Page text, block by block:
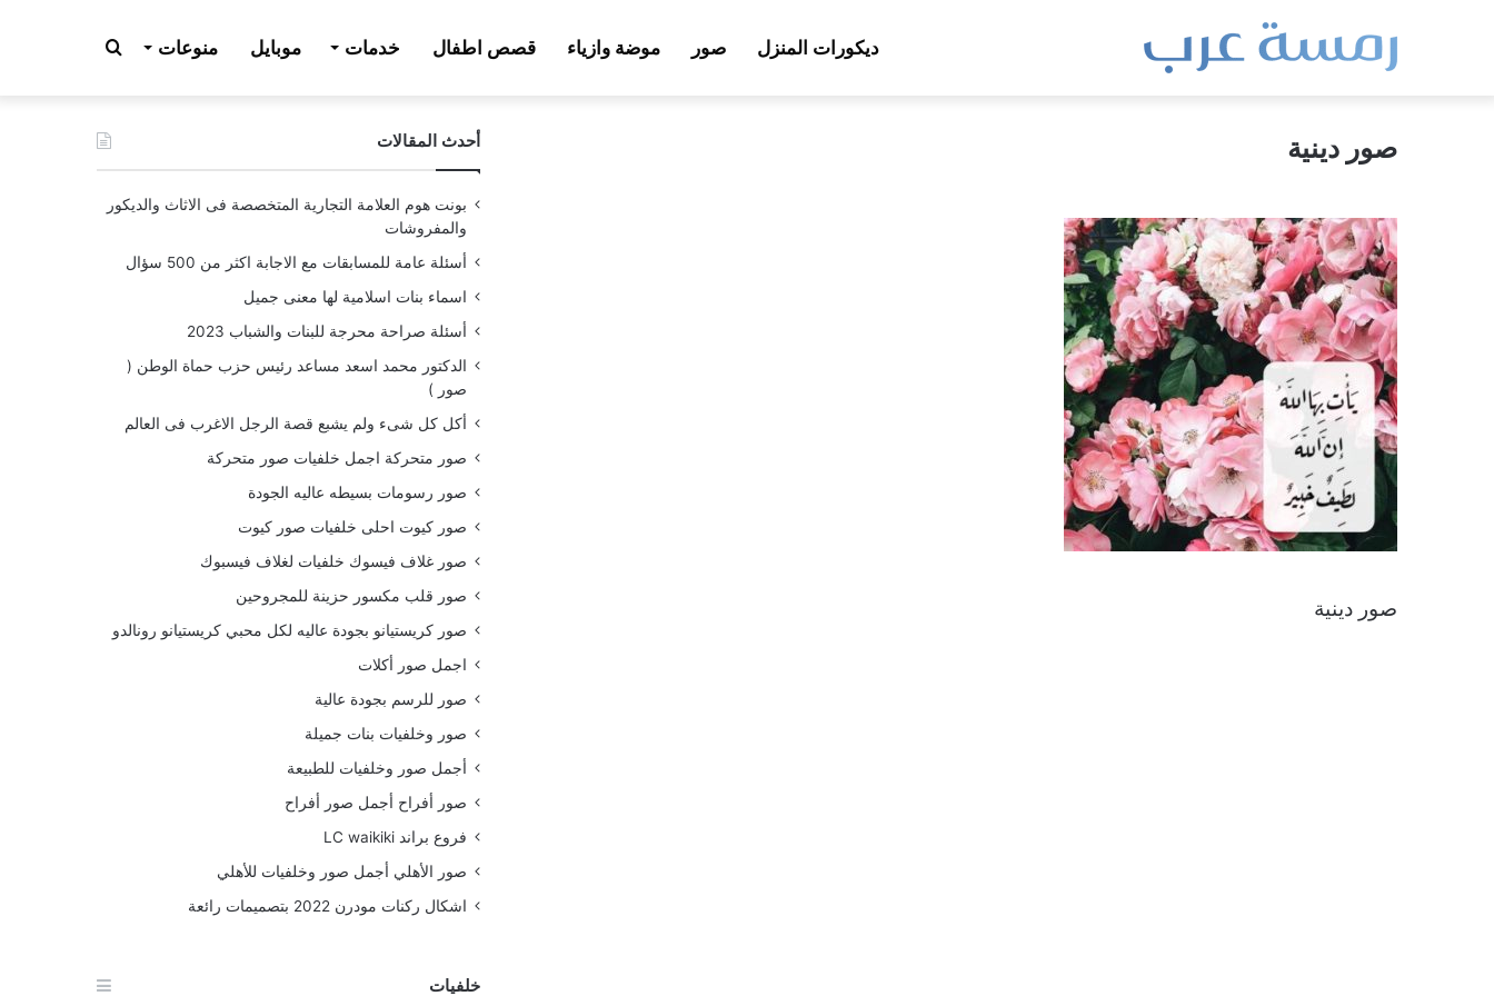
ديكورات المنزل صور موضة وازياء قصص اطفال خدمات موبايل منوعات بحث
عن صور دينية
صور دينية
أحدث المقالات
بونت هوم العلامة التجارية المتخصصة فى الاثاث والديكور
والمفروشات
أسئلة عامة للمسابقات مع الاجابة اكثر من 500 سؤال
اسماء بنات اسلامية لها معنى جميل
أسئلة صراحة محرجة للبنات والشباب 2023
الدكتور محمد اسعد مساعد رئيس حزب حماة الوطن (
صور )
أكل كل شىء ولم يشبع قصة الرجل الاغرب فى العالم
صور متحركة اجمل خلفيات صور متحركة
صور رسومات بسيطه عاليه الجودة
صور كيوت احلى خلفيات صور كيوت
صور غلاف فيسوك خلفيات لغلاف فيسبوك
صور قلب مكسور حزينة للمجروحين
صور كريستيانو بجودة عاليه لكل محبي كريستيانو رونالدو
اجمل صور أكلات
صور للرسم بجودة عالية
صور وخلفيات بنات جميلة
أجمل صور وخلفيات للطبيعة
صور أفراح أجمل صور أفراح
فروع براند LC waikiki
صور الأهلي أجمل صور وخلفيات للأهلي
اشكال ركنات مودرن 2022 بتصميمات رائعة
خلفيات